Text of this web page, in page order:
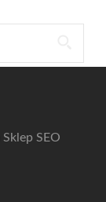
Sklep SEO